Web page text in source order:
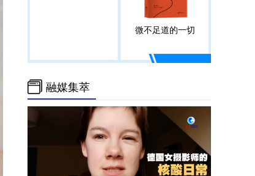
微不足道的一切
融媒集萃